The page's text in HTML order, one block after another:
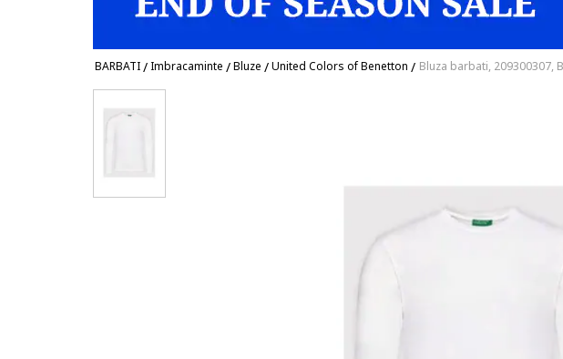
BARBATI/Imbracaminte /Bluze /United Colors of Benetton / Bluza barbati, 209300307,